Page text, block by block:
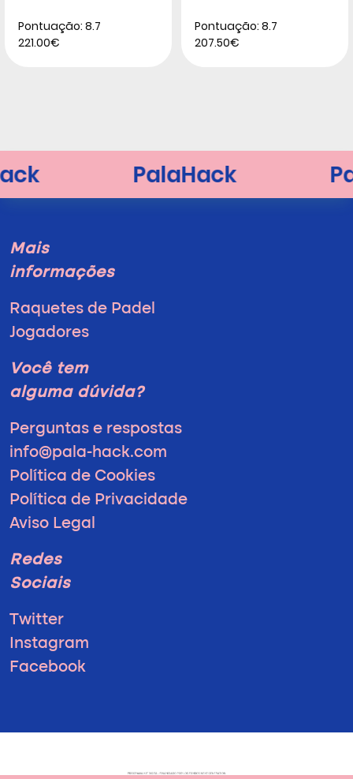
Pontuação: 8.7
221.00€
Pontuação: 8.7
207.50€
Mais
informações
Raquetes de Padel
Jogadores
Você tem
alguma dúvida?
Perguntas e respostas
info@pala-hack.com
Política de Cookies
Política de Privacidade
Aviso Legal
Redes
Sociais
Twitter
Instagram
Facebook